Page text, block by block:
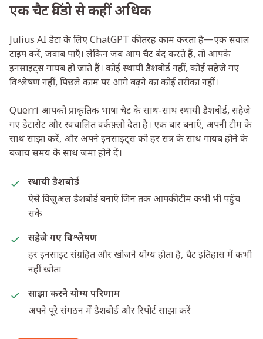
एक चैट विंडो से कहीं अधिक
Julius AI डेटा के लिए ChatGPT की तरह काम करता है—एक सवाल
टाइप करें, जवाब पाएँ। लेकिन जब आप चैट बंद करते हैं, तो आपके
इनसाइट्स गायब हो जाते हैं। कोई स्थायी डैशबोर्ड नहीं, कोई सहेजे गए
विश्लेषण नहीं, पिछले काम पर आगे बढ़ने का कोई तरीका नहीं।
Querri आपको प्राकृतिक भाषा चैट के साथ-साथ स्थायी डैशबोर्ड, सहेजे
गए डेटासेट और स्वचालित वर्कफ़्लो देता है। एक बार बनाएँ, अपनी टीम के
साथ साझा करें, और अपने इनसाइट्स को हर सत्र के साथ गायब होने के
बजाय समय के साथ जमा होने दें।
स्थायी डैशबोर्ड
ऐसे विज़ुअल डैशबोर्ड बनाएँ जिन तक आपकी टीम कभी भी पहुँच
सके
सहेजे गए विश्लेषण
हर इनसाइट संग्रहित और खोजने योग्य होता है, चैट इतिहास में कभी
नहीं खोता
साझा करने योग्य परिणाम
अपने पूरे संगठन में डैशबोर्ड और रिपोर्ट साझा करें